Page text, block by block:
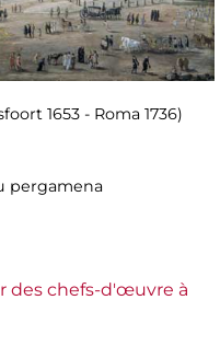
1653 - Roma 1736)
pergamena
des chefs-d'œuvre à